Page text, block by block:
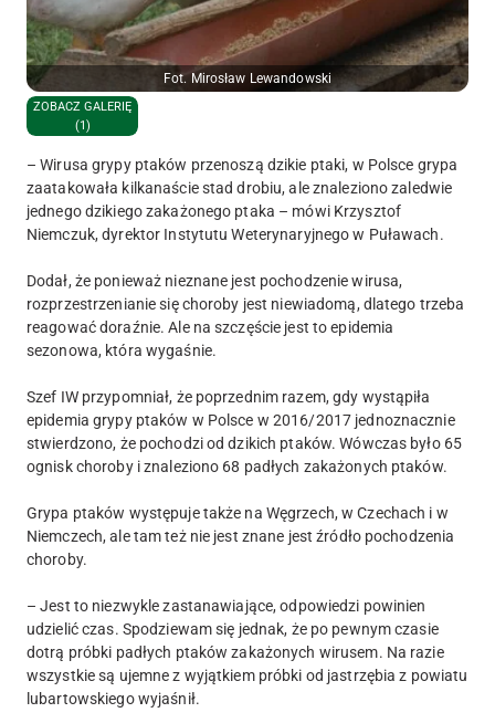
Fot. Mirosław Lewandowski
ZOBACZ GALERIĘ
(1)
– Wirusa grypy ptaków przenoszą dzikie ptaki, w Polsce grypa
zaatakowała kilkanaście stad drobiu, ale znaleziono zaledwie
jednego dzikiego zakażonego ptaka – mówi Krzysztof
Niemczuk, dyrektor Instytutu Weterynaryjnego w Puławach.
Dodał, że ponieważ nieznane jest pochodzenie wirusa,
rozprzestrzenianie się choroby jest niewiadomą, dlatego trzeba
reagować doraźnie. Ale na szczęście jest to epidemia
sezonowa, która wygaśnie.
Szef IW przypomniał, że poprzednim razem, gdy wystąpiła
epidemia grypy ptaków w Polsce w 2016/2017 jednoznacznie
stwierdzono, że pochodzi od dzikich ptaków. Wówczas było 65
ognisk choroby i znaleziono 68 padłych zakażonych ptaków.
Grypa ptaków występuje także na Węgrzech, w Czechach i w
Niemczech, ale tam też nie jest znane jest źródło pochodzenia
choroby.
– Jest to niezwykle zastanawiające, odpowiedzi powinien
udzielić czas. Spodziewam się jednak, że po pewnym czasie
dotrą próbki padłych ptaków zakażonych wirusem. Na razie
wszystkie są ujemne z wyjątkiem próbki od jastrzębia z powiatu
lubartowskiego wyjaśnił.